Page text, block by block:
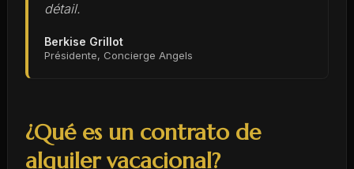
détail.
Berkise Grillot
Présidente, Concierge Angels
¿Qué es un contrato de
alquiler vacacional?